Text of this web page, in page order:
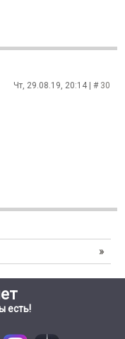
Чт, 29.08.19, 20:14 | # 30
»
есть!